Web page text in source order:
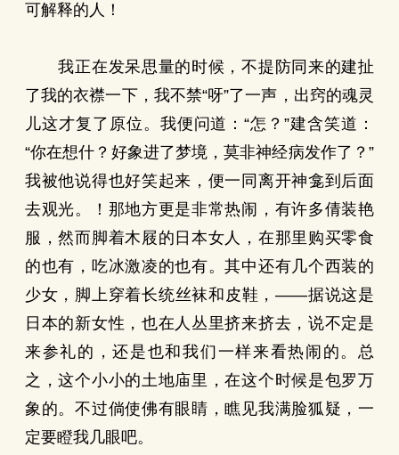
可解释的人！
我正在发呆思量的时候，不提防同来的建扯
了我的衣襟一下，我不禁“呀”了一声，出窍的魂灵
儿这才复了原位。我便问道：“怎？”建含笑道：
“你在想什？好象进了梦境，莫非神经病发作了？”
我被他说得也好笑起来，便一同离开神龛到后面
去观光。！那地方更是非常热闹，有许多倩装艳
服，然而脚着木屐的日本女人，在那里购买零食
的也有，吃冰激凌的也有。其中还有几个西装的
少女，脚上穿着长统丝袜和皮鞋，——据说这是
日本的新女性，也在人丛里挤来挤去，说不定是
来参礼的，还是也和我们一样来看热闹的。总
之，这个小小的土地庙里，在这个时候是包罗万
象的。不过倘使佛有眼睛，瞧见我满脸狐疑，一
定要瞪我几眼吧。